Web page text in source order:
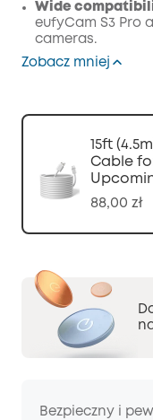
Wide
eufyCam S3 Pro
cameras.
Zobacz mniej
15ft
Cable
88,00 zł
Bezpieczny i